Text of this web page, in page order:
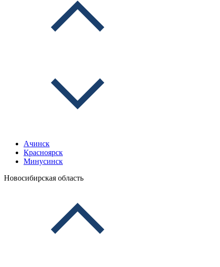
Ачинск
Красноярск
Минусинск
Новосибирская область